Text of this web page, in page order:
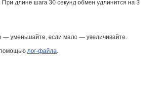
длине шага 30 секунд обмен удлинится на 3
— уменьшайте, если мало — увеличивайте.
помощью лог-файла.